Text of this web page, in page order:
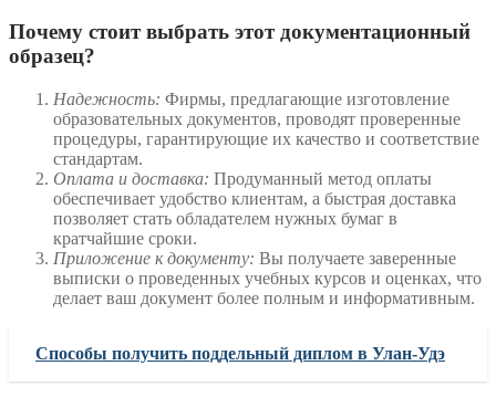
Почему стоит выбрать этот документационный
образец?
Надежность: Фирмы, предлагающие изготовление
образовательных документов, проводят проверенные
процедуры, гарантирующие их качество и соответствие
стандартам.
Оплата и доставка: Продуманный метод оплаты
обеспечивает удобство клиентам, а быстрая доставка
позволяет стать обладателем нужных бумаг в
кратчайшие сроки.
Приложение к документу: Вы получаете заверенные
выписки о проведенных учебных курсов и оценках, что
делает ваш документ более полным и информативным.
Способы получить поддельный диплом в Улан-Удэ